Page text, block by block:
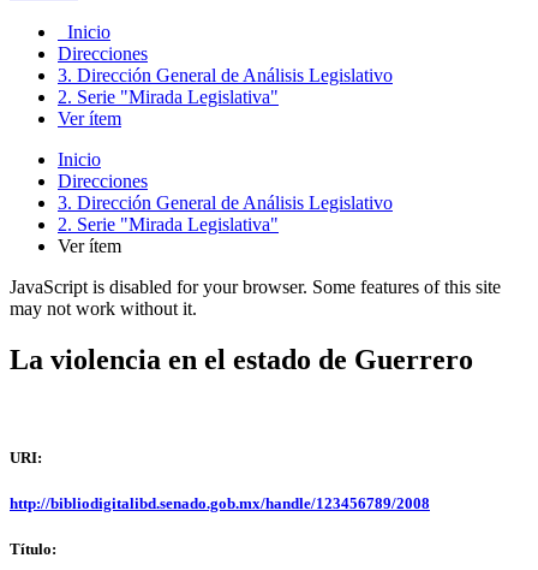
Inicio
Direcciones
3. Dirección General de Análisis Legislativo
2. Serie "Mirada Legislativa"
Ver ítem
Inicio
Direcciones
3. Dirección General de Análisis Legislativo
2. Serie "Mirada Legislativa"
Ver ítem
JavaScript is disabled for your browser. Some features of this site
may not work without it.
La violencia en el estado de Guerrero
URI:
http://bibliodigitalibd.senado.gob.mx/handle/123456789/2008
Título: